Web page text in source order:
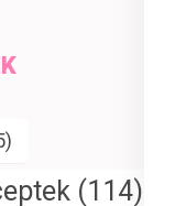
(114)